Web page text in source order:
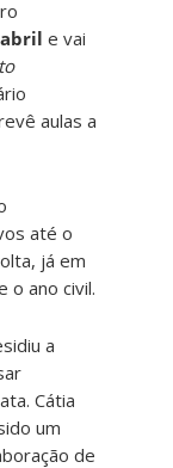
e vai
aulas a
até o
já em
o ano civil.
a
Cátia
um
de